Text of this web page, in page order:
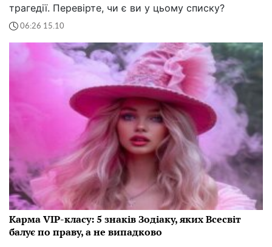
трагедії. Перевірте, чи є ви у цьому списку?
06:26 15.10
Карма VIP-класу: 5 знаків Зодіаку, яких Всесвіт
балує по праву, а не випадково